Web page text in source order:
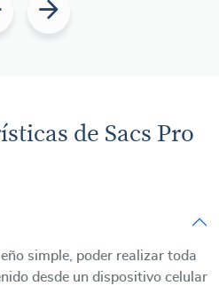
de Sacs Pro
simple, poder realizar toda
desde un dispositivo celular